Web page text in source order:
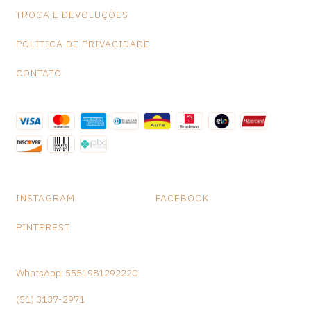
TROCA E DEVOLUÇÕES
POLITICA DE PRIVACIDADE
CONTATO
INSTAGRAM FACEBOOK
PINTEREST
WhatsApp: 5551981292220
(51) 3137-2971